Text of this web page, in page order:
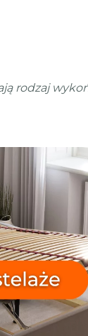
rodzaj